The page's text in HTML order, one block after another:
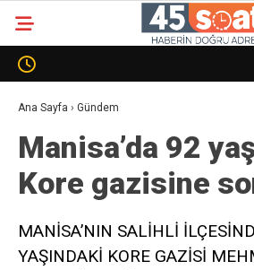
Ana Sayfa › Gündem
Manisa’da 92
Kore gazisine
MANİSA’NIN SALİHLİ
YAŞINDAKİ KORE GAZİSİ